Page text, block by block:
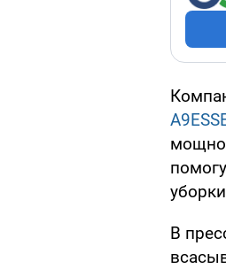
В